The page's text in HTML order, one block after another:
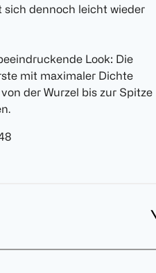
sich dennoch leicht wieder
Look: Die
mit maximaler Dichte
der Wurzel bis zur Spitze